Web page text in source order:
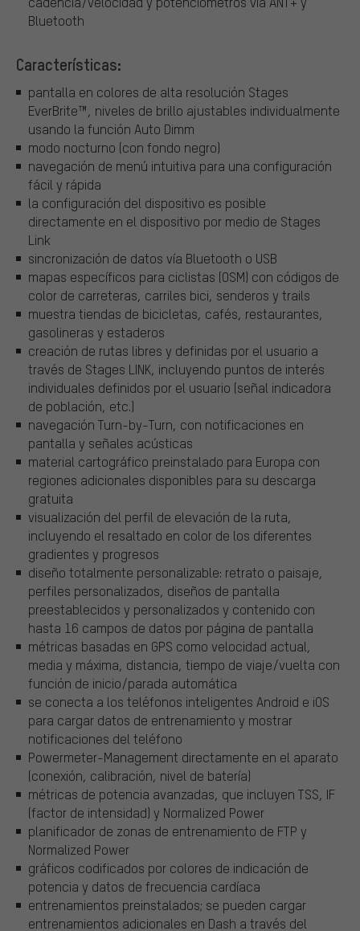
Bluetooth
Características:
pantalla en colores de alta resolución Stages
EverBrite™, niveles de brillo ajustables individualmente
usando la función Auto Dimm
modo nocturno (con fondo negro)
navegación de menú intuitiva para una configuración
fácil y rápida
la configuración del dispositivo es posible
directamente en el dispositivo por medio de Stages
Link
sincronización de datos vía Bluetooth o USB
mapas específicos para ciclistas (OSM) con códigos de
color de carreteras, carriles bici, senderos y trails
muestra tiendas de bicicletas, cafés, restaurantes,
gasolineras y estaderos
creación de rutas libres y definidas por el usuario a
través de Stages LINK, incluyendo puntos de interés
individuales definidos por el usuario (señal indicadora
de población, etc.)
navegación Turn-by-Turn, con notificaciones en
pantalla y señales acústicas
material cartográfico preinstalado para Europa con
regiones adicionales disponibles para su descarga
gratuita
visualización del perfil de elevación de la ruta,
incluyendo el resaltado en color de los diferentes
gradientes y progresos
diseño totalmente personalizable: retrato o paisaje,
perfiles personalizados, diseños de pantalla
preestablecidos y personalizados y contenido con
hasta 16 campos de datos por página de pantalla
métricas basadas en GPS como velocidad actual,
media y máxima, distancia, tiempo de viaje/vuelta con
función de inicio/parada automática
se conecta a los teléfonos inteligentes Android e iOS
para cargar datos de entrenamiento y mostrar
notificaciones del teléfono
Powermeter-Management directamente en el aparato
(conexión, calibración, nivel de batería)
métricas de potencia avanzadas, que incluyen TSS, IF
(factor de intensidad) y Normalized Power
planificador de zonas de entrenamiento de FTP y
Normalized Power
gráficos codificados por colores de indicación de
potencia y datos de frecuencia cardíaca
entrenamientos preinstalados; se pueden cargar
entrenamientos adicionales en Dash a través del